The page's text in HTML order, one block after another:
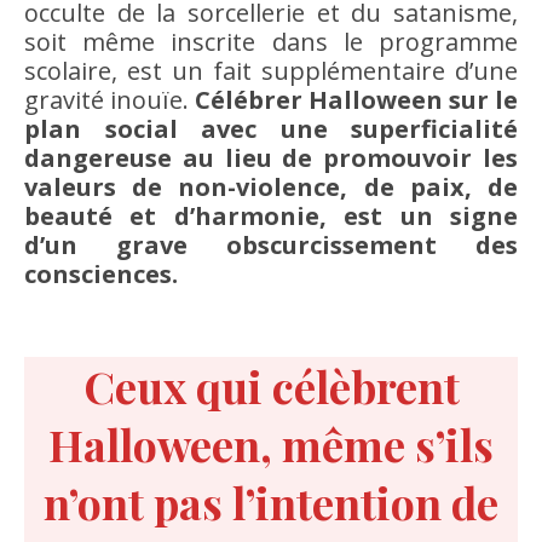
occulte de la sorcellerie et du satanisme,
soit même inscrite dans le programme
scolaire, est un fait supplémentaire d’une
gravité inouïe. Célébrer Halloween sur le
plan social avec une superficialité
dangereuse au lieu de promouvoir les
valeurs de non-violence, de paix, de
beauté et d’harmonie, est un signe
d’un grave obscurcissement des
consciences.
Ceux qui célèbrent
Halloween, même s’ils
n’ont pas l’intention de